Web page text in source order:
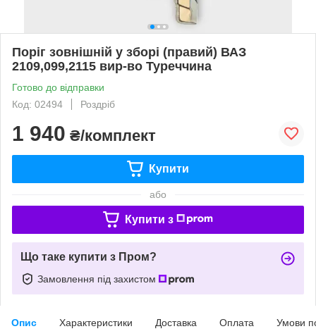
Поріг зовнішній у зборі (правий) ВАЗ
2109,099,2115 вир-во Туреччина
Готово до відправки
Код: 02494
Роздріб
1 940 ₴/комплект
Купити
або
Купити з
Що таке купити з Пром?
Замовлення під захистом
Опис Характеристики Доставка Оплата Умови